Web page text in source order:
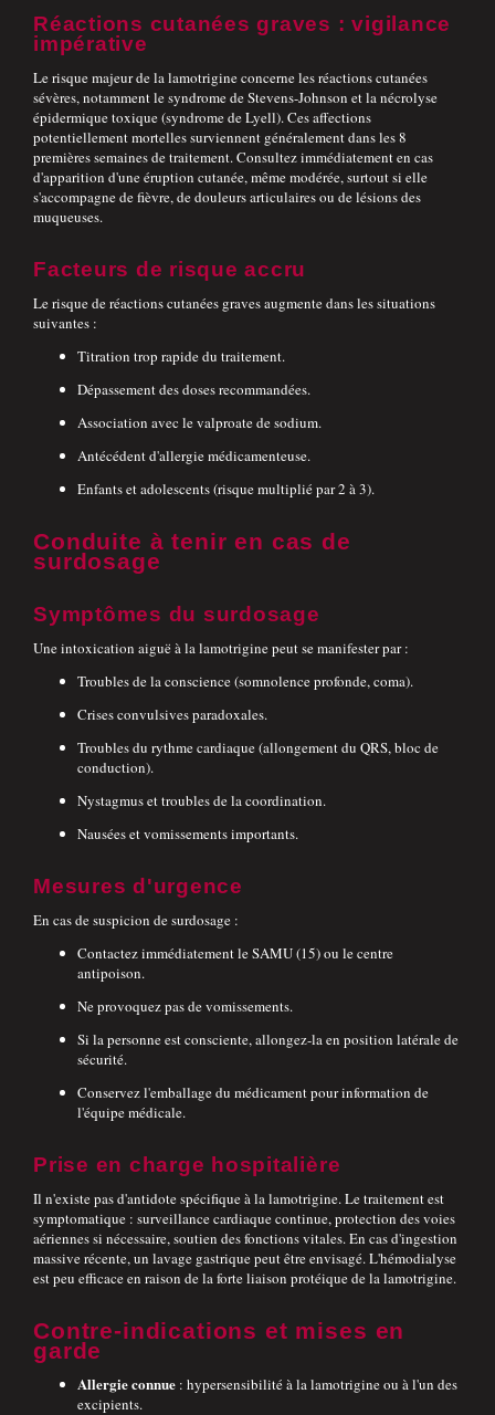
Réactions cutanées graves : vigilance
impérative
Le risque majeur de la lamotrigine concerne les réactions cutanées
sévères, notamment le syndrome de Stevens-Johnson et la nécrolyse
épidermique toxique (syndrome de Lyell). Ces affections
potentiellement mortelles surviennent généralement dans les 8
premières semaines de traitement. Consultez immédiatement en cas
d'apparition d'une éruption cutanée, même modérée, surtout si elle
s'accompagne de fièvre, de douleurs articulaires ou de lésions des
muqueuses.
Facteurs de risque accru
Le risque de réactions cutanées graves augmente dans les situations
suivantes :
Titration trop rapide du traitement.
Dépassement des doses recommandées.
Association avec le valproate de sodium.
Antécédent d'allergie médicamenteuse.
Enfants et adolescents (risque multiplié par 2 à 3).
Conduite à tenir en cas de
surdosage
Symptômes du surdosage
Une intoxication aiguë à la lamotrigine peut se manifester par :
Troubles de la conscience (somnolence profonde, coma).
Crises convulsives paradoxales.
Troubles du rythme cardiaque (allongement du QRS, bloc de
conduction).
Nystagmus et troubles de la coordination.
Nausées et vomissements importants.
Mesures d'urgence
En cas de suspicion de surdosage :
Contactez immédiatement le SAMU (15) ou le centre
antipoison.
Ne provoquez pas de vomissements.
Si la personne est consciente, allongez-la en position latérale de
sécurité.
Conservez l'emballage du médicament pour information de
l'équipe médicale.
Prise en charge hospitalière
Il n'existe pas d'antidote spécifique à la lamotrigine. Le traitement est
symptomatique : surveillance cardiaque continue, protection des voies
aériennes si nécessaire, soutien des fonctions vitales. En cas d'ingestion
massive récente, un lavage gastrique peut être envisagé. L'hémodialyse
est peu efficace en raison de la forte liaison protéique de la lamotrigine.
Contre-indications et mises en
garde
Allergie connue : hypersensibilité à la lamotrigine ou à l'un des
excipients.